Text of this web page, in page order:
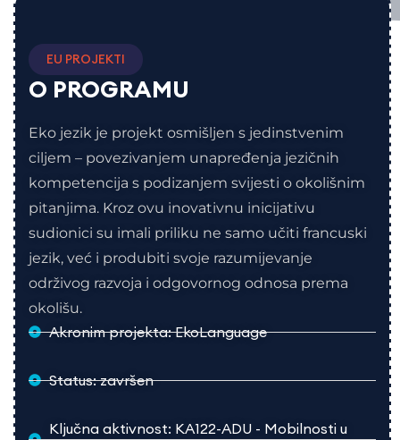
EU PROJEKTI
O PROGRAMU
Eko jezik je projekt osmišljen s jedinstvenim
ciljem – povezivanjem unapređenja jezičnih
kompetencija s podizanjem svijesti o okolišnim
pitanjima. Kroz ovu inovativnu inicijativu
sudionici su imali priliku ne samo učiti francuski
jezik, već i produbiti svoje razumijevanje
održivog razvoja i odgovornog odnosa prema
okolišu.
Akronim projekta: EkoLanguage
Status: završen
Ključna aktivnost: KA122-ADU - Mobilnosti u